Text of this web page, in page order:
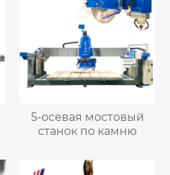
5-осевая мостовый
станок по камню